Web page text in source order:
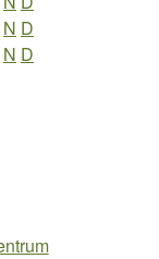
N D
N D